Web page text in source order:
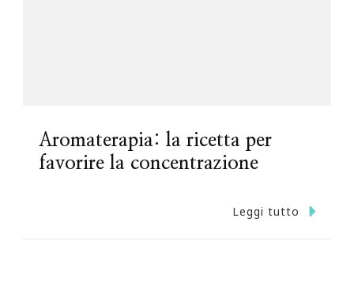
Aromaterapia: la ricetta per
favorire la concentrazione
Leggi tutto